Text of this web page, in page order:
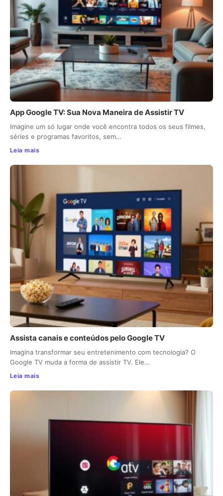
App Google TV: Sua Nova Maneira de Assistir TV
Imagine um só lugar onde você encontra todos os seus filmes,
séries e programas favoritos, sem…
Leia mais
Assista canais e conteúdos pelo Google TV
Imagina transformar seu entretenimento com tecnologia? O
Google TV muda a forma de assistir TV. Ele…
Leia mais